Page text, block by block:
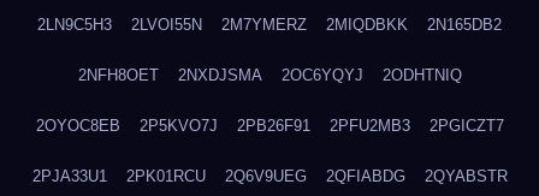
2LN9C5H3 2LVOI55N 2M7YMERZ 2MIQDBKK 2N165DB2
2NFH8OET 2NXDJSMA 2OC6YQYJ 2ODHTNIQ
2OYOC8EB 2P5KVO7J 2PB26F91 2PFU2MB3 2PGICZT7
2PJA33U1 2PK01RCU 2Q6V9UEG 2QFIABDG 2QYABSTR